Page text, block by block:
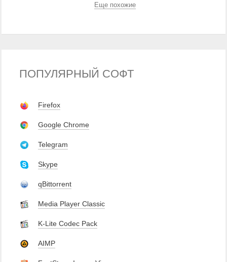
Еще похожие
ПОПУЛЯРНЫЙ СОФТ
Firefox
Google Chrome
Telegram
Skype
qBittorrent
Media Player Classic
K-Lite Codec Pack
AIMP